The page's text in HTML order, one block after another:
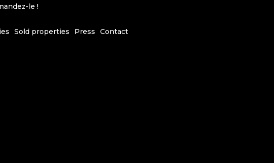
le !
Sold properties Press Contact